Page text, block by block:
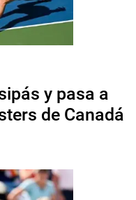
y pasa a
de Canadá